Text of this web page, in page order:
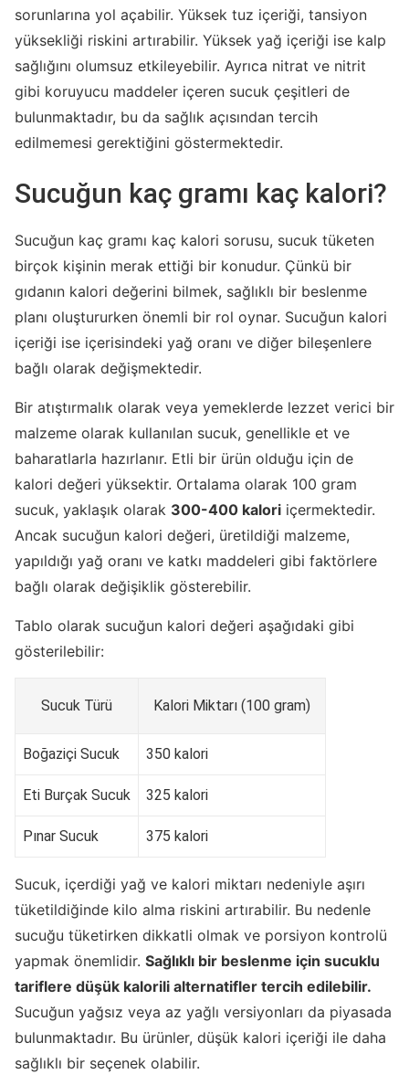
sorunlarına yol açabilir. Yüksek tuz içeriği, tansiyon
yüksekliği riskini artırabilir. Yüksek yağ içeriği ise kalp
sağlığını olumsuz etkileyebilir. Ayrıca nitrat ve nitrit
gibi koruyucu maddeler içeren sucuk çeşitleri de
bulunmaktadır, bu da sağlık açısından tercih
edilmemesi gerektiğini göstermektedir.
Sucuğun kaç gramı kaç kalori?
Sucuğun kaç gramı kaç kalori sorusu, sucuk tüketen
birçok kişinin merak ettiği bir konudur. Çünkü bir
gıdanın kalori değerini bilmek, sağlıklı bir beslenme
planı oluştururken önemli bir rol oynar. Sucuğun kalori
içeriği ise içerisindeki yağ oranı ve diğer bileşenlere
bağlı olarak değişmektedir.
Bir atıştırmalık olarak veya yemeklerde lezzet verici bir
malzeme olarak kullanılan sucuk, genellikle et ve
baharatlarla hazırlanır. Etli bir ürün olduğu için de
kalori değeri yüksektir. Ortalama olarak 100 gram
sucuk, yaklaşık olarak 300-400 kalori içermektedir.
Ancak sucuğun kalori değeri, üretildiği malzeme,
yapıldığı yağ oranı ve katkı maddeleri gibi faktörlere
bağlı olarak değişiklik gösterebilir.
Tablo olarak sucuğun kalori değeri aşağıdaki gibi
gösterilebilir:
Sucuk Türü Kalori Miktarı (100 gram)
Boğaziçi Sucuk 350 kalori
Eti Burçak Sucuk 325 kalori
Pınar Sucuk 375 kalori
Sucuk, içerdiği yağ ve kalori miktarı nedeniyle aşırı
tüketildiğinde kilo alma riskini artırabilir. Bu nedenle
sucuğu tüketirken dikkatli olmak ve porsiyon kontrolü
yapmak önemlidir. Sağlıklı bir beslenme için sucuklu
tariflere düşük kalorili alternatifler tercih edilebilir.
Sucuğun yağsız veya az yağlı versiyonları da piyasada
bulunmaktadır. Bu ürünler, düşük kalori içeriği ile daha
sağlıklı bir seçenek olabilir.